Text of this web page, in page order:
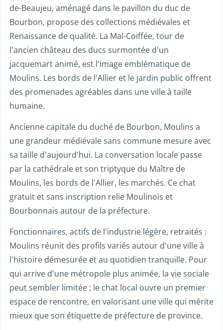
de-Beaujeu, aménagé dans le pavillon du duc de
Bourbon, propose des collections médiévales et
Renaissance de qualité. La Mal-Coiffée, tour de
l'ancien château des ducs surmontée d'un
jacquemart animé, est l'image emblématique de
Moulins. Les bords de l'Allier et le jardin public offrent
des promenades agréables dans une ville à taille
humaine.
Ancienne capitale du duché de Bourbon, Moulins a
une grandeur médiévale sans commune mesure avec
sa taille d'aujourd'hui. La conversation locale passe
par la cathédrale et son triptyque du Maître de
Moulins, les bords de l'Allier, les marchés. Ce chat
gratuit et sans inscription relie Moulinois et
Bourbonnais autour de la préfecture.
Fonctionnaires, actifs de l'industrie légère, retraités :
Moulins réunit des profils variés autour d'une ville à
l'histoire démesurée et au quotidien tranquille. Pour
qui arrive d'une métropole plus animée, la vie sociale
peut sembler limitée ; le chat local ouvre un premier
espace de rencontre, en valorisant une ville qui mérite
mieux que son étiquette de préfecture de province.